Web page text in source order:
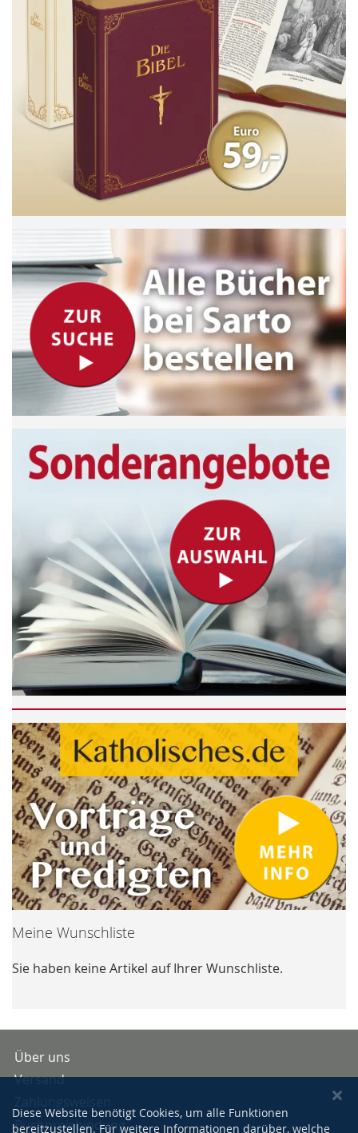
Meine Wunschliste
Sie haben keine Artikel auf Ihrer Wunschliste.
Über uns
Versand
Buchpreisbindung
Diese Website benötigt Cookies, um alle Funktionen
bereitzustellen. Für weitere Informationen darüber, welche